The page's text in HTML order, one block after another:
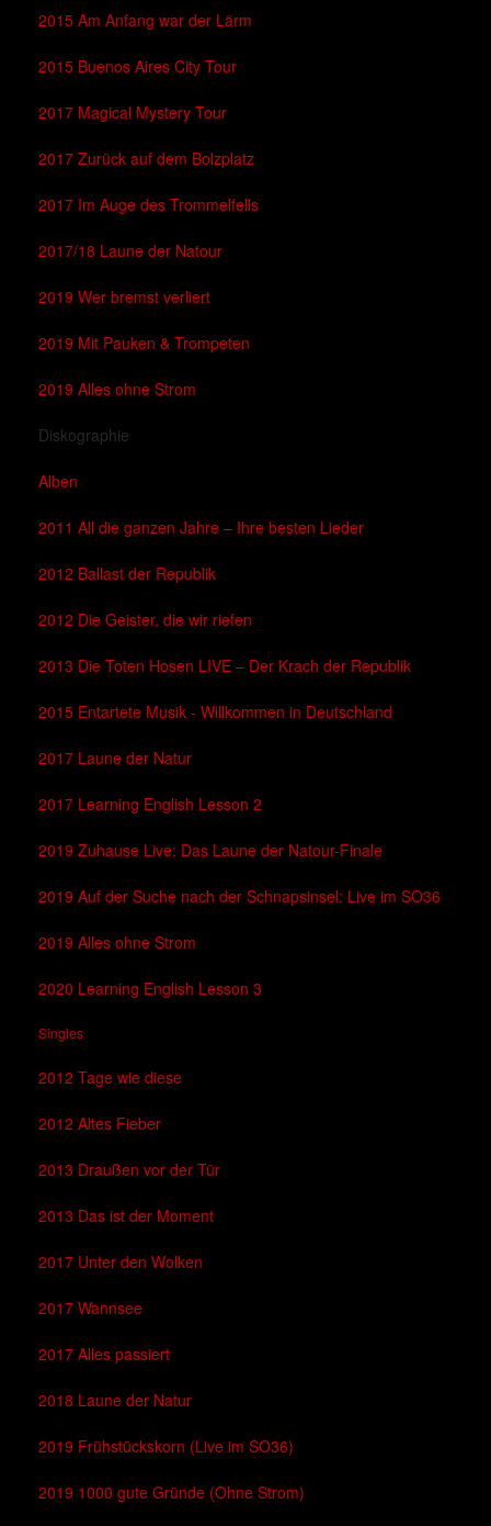
2015 Am Anfang war der Lärm
2015 Buenos Aires City Tour
2017 Magical Mystery Tour
2017 Zurück auf dem Bolzplatz
2017 Im Auge des Trommelfells
2017/18 Laune der Natour
2019 Wer bremst verliert
2019 Mit Pauken & Trompeten
2019 Alles ohne Strom
Diskographie
Alben
2011 All die ganzen Jahre – Ihre besten Lieder
2012 Ballast der Republik
2012 Die Geister, die wir riefen
2013 Die Toten Hosen LIVE – Der Krach der Republik
2015 Entartete Musik - Willkommen in Deutschland
2017 Laune der Natur
2017 Learning English Lesson 2
2019 Zuhause Live: Das Laune der Natour-Finale
2019 Auf der Suche nach der Schnapsinsel: Live im SO36
2019 Alles ohne Strom
2020 Learning English Lesson 3
Singles
2012 Tage wie diese
2012 Altes Fieber
2013 Draußen vor der Tür
2013 Das ist der Moment
2017 Unter den Wolken
2017 Wannsee
2017 Alles passiert
2018 Laune der Natur
2019 Frühstückskorn (Live im SO36)
2019 1000 gute Gründe (Ohne Strom)